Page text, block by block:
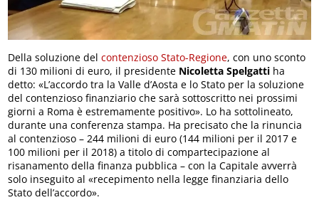
Della soluzione delcontenzioso Stato-Regione, con uno sconto
di 130 milioni di euro, il presidente Nicoletta Spelgatti ha
detto: «L’accordo tra la Valle d’Aosta e lo Stato per la soluzione
del contenzioso finanziario che sarà sottoscritto nei prossimi
giorni a Roma è estremamente positivo». Lo ha sottolineato,
durante una conferenza stampa. Ha precisato che la rinuncia
al contenzioso – 244 milioni di euro (144 milioni per il 2017 e
100 milioni per il 2018) a titolo di compartecipazione al
risanamento della finanza pubblica – con la Capitale avverrà
solo inseguito al «recepimento nella legge finanziaria dello
Stato dell’accordo».